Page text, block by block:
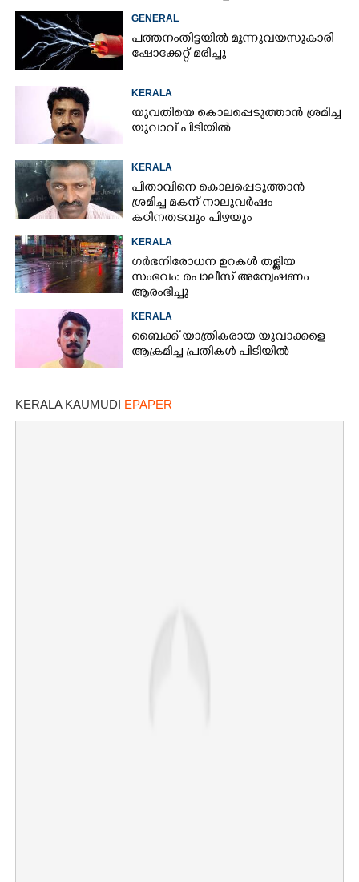
GENERAL
പത്തനംതിട്ടയിൽ മൂന്നുവയസുകാരി
ഷോക്കേറ്റ് മരിച്ചു
KERALA
യുവതിയെ കൊലപ്പെടുത്താൻ ശ്രമിച്ച
യുവാവ് പിടിയിൽ
KERALA
പിതാവിനെ കൊലപ്പെടുത്താൻ
ശ്രമിച്ച മകന് നാലുവർഷം
കഠിനതടവും പിഴയും
KERALA
ഗർഭനിരോധന ഉറകൾ തള്ളിയ
സംഭവം: പൊലീസ് അന്വേഷണം
ആരംഭിച്ചു
KERALA
ബൈക്ക് യാത്രികരായ യുവാക്കളെ
ആക്രമിച്ച പ്രതികൾ പിടിയിൽ
KERALA KAUMUDI EPAPER